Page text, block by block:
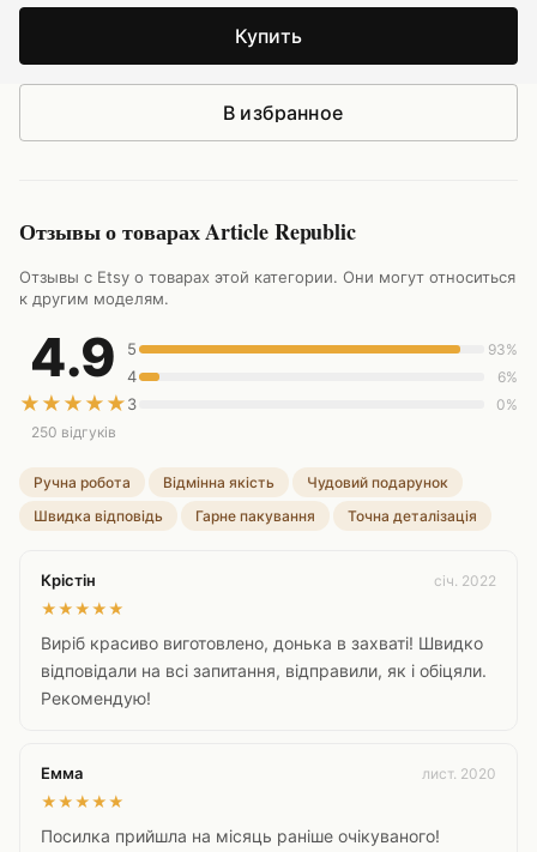
Купить
В избранное
Отзывы о товарах Article Republic
Отзывы с Etsy о товарах этой категории. Они могут относиться
к другим моделям.
4.9
★ ★ ★ ★ ★
250 відгуків
5 93%
4 6%
3 0%
Ручна робота Відмінна якість
Чудовий подарунок
Швидка відповідь
Гарне пакування Точна деталізація
Крістін січ. 2022
★★★★★
Виріб красиво виготовлено, донька в захваті! Швидко
відповідали на всі запитання, відправили, як і обіцяли.
Рекомендую!
Емма лист. 2020
★★★★★
Посилка прийшла на місяць раніше очікуваного!